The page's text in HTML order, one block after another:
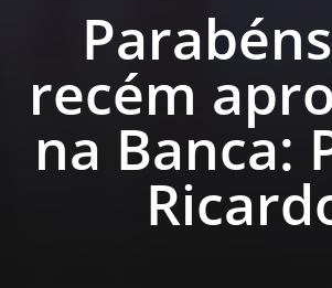
recém
na Banca: